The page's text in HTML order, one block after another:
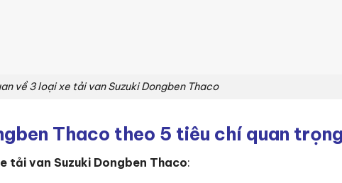
về 3 loại xe tải van Suzuki Dongben Thaco
Thaco theo 5 tiêu chí quan trọng
tải van Suzuki Dongben Thaco: